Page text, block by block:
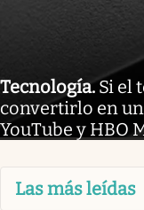
Tecnología.Si el
convertirlo en
YouTube y HBO
Las más leídas